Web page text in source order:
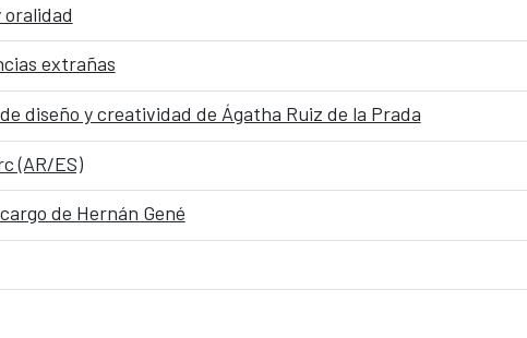
extrañas
diseño y creatividad de Ágatha Ruiz de la Prada
(AR/ES)
de Hernán Gené